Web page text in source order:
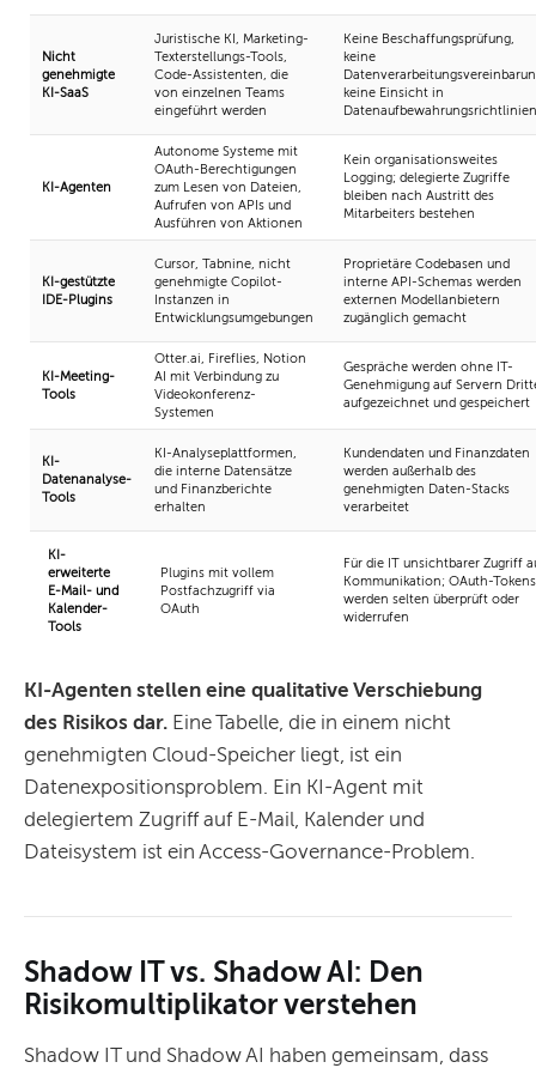
Nicht
genehmigte
KI-SaaS
Juristische KI, Marketing-
Texterstellungs-Tools,
Code-Assistenten, die
von einzelnen Teams
eingeführt werden
Keine Beschaffungsprüfung,
keine
keine Einsicht in
Datenaufbewahrungsrichtlinien
KI-Agenten
Autonome Systeme mit
OAuth-Berechtigungen
zum Lesen von Dateien,
Aufrufen von APIs und
Ausführen von Aktionen
Kein organisationsweites
Logging; delegierte Zugriffe
bleiben nach Austritt des
Mitarbeiters bestehen
KI-gestützte
IDE-Plugins
Cursor, Tabnine, nicht
genehmigte Copilot-
Instanzen in
Entwicklungsumgebungen
Proprietäre Codebasen und
interne API-Schemas werden
externen Modellanbietern
zugänglich gemacht
KI-Meeting-
Tools
Otter.ai, Fireflies, Notion
AI mit Verbindung zu
Videokonferenz-
Systemen
Gespräche werden ohne IT-
Genehmigung auf Servern
aufgezeichnet und gespeichert
KI-
Datenanalyse-
Tools
KI-Analyseplattformen,
die interne Datensätze
und Finanzberichte
erhalten
Kundendaten und Finanzdaten
werden außerhalb des
genehmigten Daten-Stacks
verarbeitet
KI-
erweiterte
E-Mail- und
Kalender-
Tools
Plugins mit vollem
Postfachzugriff via
OAuth
Für die IT unsichtbarer Zugriff
Kommunikation; OAuth-Tokens
werden selten überprüft oder
widerrufen
KI-Agenten stellen eine qualitative Verschiebung
des Risikos dar. Eine Tabelle, die in einem nicht
genehmigten Cloud-Speicher liegt, ist ein
Datenexpositionsproblem. Ein KI-Agent mit
delegiertem Zugriff auf E-Mail, Kalender und
Dateisystem ist ein Access-Governance-Problem.
Shadow IT vs. Shadow AI: Den
Risikomultiplikator verstehen
Shadow IT und Shadow AI haben gemeinsam, dass